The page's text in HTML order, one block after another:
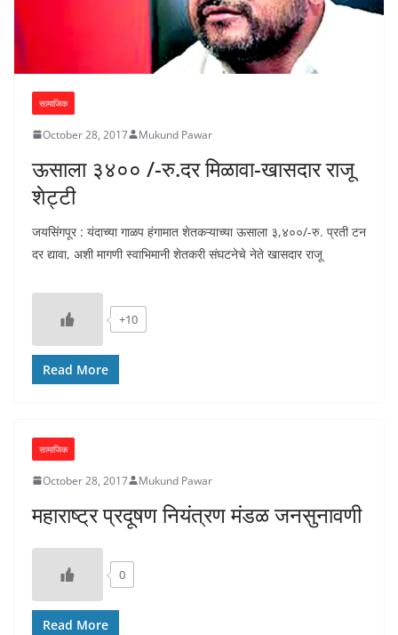
सामाजिक
October 28, 2017 Mukund Pawar
ऊसाला ३४०० /-रु.दर मिळावा-खासदार राजू
शेट्टी
जयसिंगपूर : यंदाच्या गाळप हंगामात शेतकऱ्याच्या ऊसाला ३,४००/-रु. प्रती टन
दर द्यावा, अशी मागणी स्वाभिमानी शेतकरी संघटनेचे नेते खासदार राजू
+10
Read More
सामाजिक
October 28, 2017 Mukund Pawar
महाराष्ट्र प्रदूषण नियंत्रण मंडळ जनसुनावणी
0
Read More